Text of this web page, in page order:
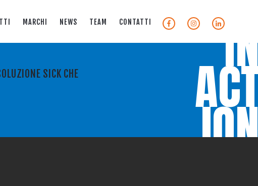
MARCHI NEWS TEAM CONTATTI
SICK CHE